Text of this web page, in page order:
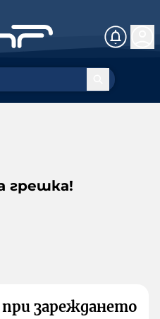
грешка!
зареждането